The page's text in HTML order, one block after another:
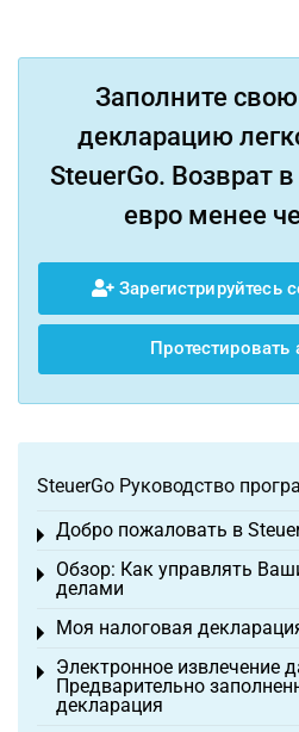
Заполните
декларацию
SteuerGo. Возврат
евро менее
Зарегистрируйтесь
SteuerGo Руководство
Добро пожаловать в
Toggle menu
Обзор: Как управлять
делами
Toggle menu
Моя налоговая
Toggle menu
Электронное извлечение
Предварительно
декларация
Toggle menu